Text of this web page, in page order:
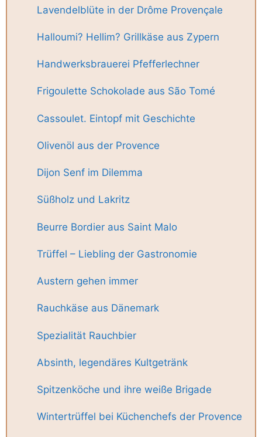
Lavendelblüte in der Drôme Provençale
Halloumi? Hellim? Grillkäse aus Zypern
Handwerksbrauerei Pfefferlechner
Frigoulette Schokolade aus São Tomé
Cassoulet. Eintopf mit Geschichte
Olivenöl aus der Provence
Dijon Senf im Dilemma
Süßholz und Lakritz
Beurre Bordier aus Saint Malo
Trüffel – Liebling der Gastronomie
Austern gehen immer
Rauchkäse aus Dänemark
Spezialität Rauchbier
Absinth, legendäres Kultgetränk
Spitzenköche und ihre weiße Brigade
Wintertrüffel bei Küchenchefs der Provence